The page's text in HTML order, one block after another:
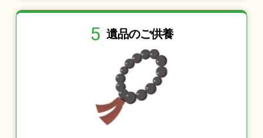
5 遺品のご供養